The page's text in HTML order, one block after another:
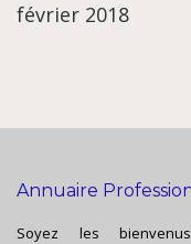
février 2018
Annuaire
Soyez les